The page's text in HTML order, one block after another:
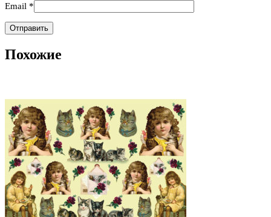
Email *
Похожие